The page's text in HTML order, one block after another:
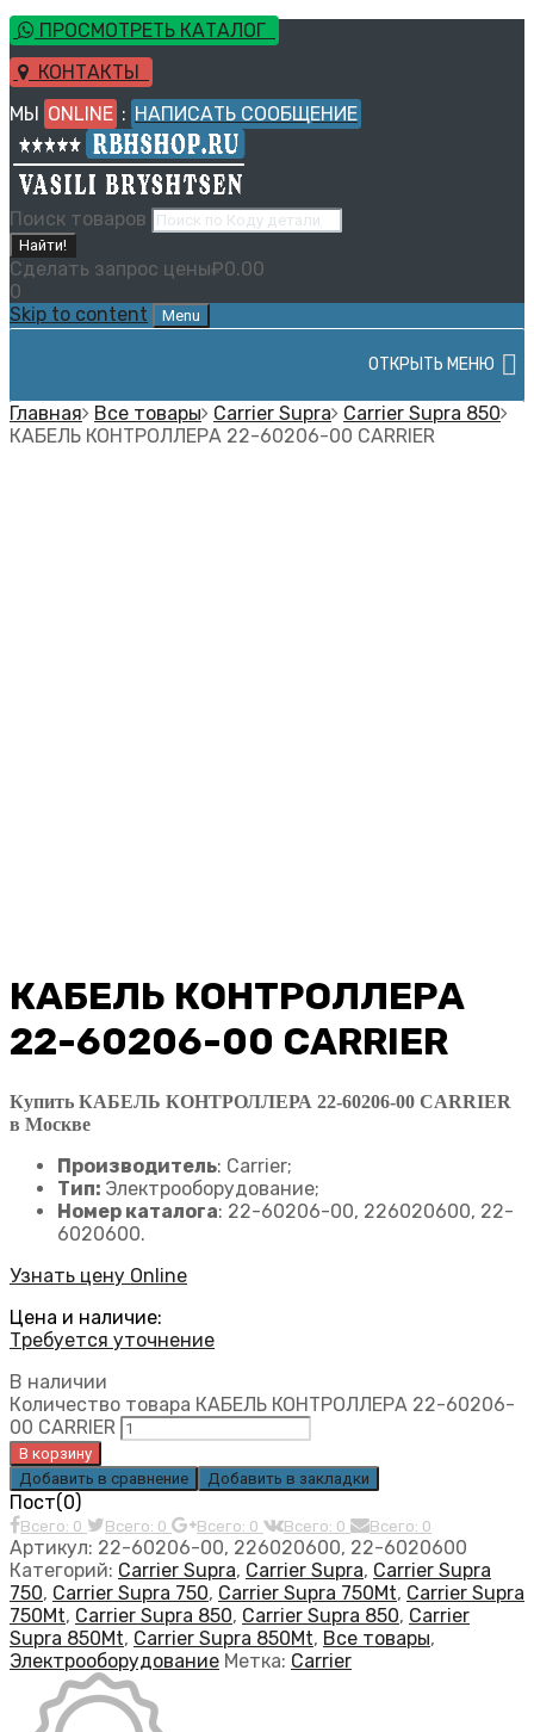
ПРОСМОТРЕТЬ КАТАЛОГ
КОНТАКТЫ
МЫ ONLINE : НАПИСАТЬ СООБЩЕНИЕ
Поиск товаров
Найти!
Сделать запрос цены₽0.00
0
Skip to content
Menu
ОТКРЫТЬ МЕНЮ
Главная Все товары Carrier Supra
Carrier Supra 850
КАБЕЛЬ КОНТРОЛЛЕРА 22-60206-00 CARRIER
КАБЕЛЬ КОНТРОЛЛЕРА
22-60206-00 CARRIER
Купить КАБЕЛЬ КОНТРОЛЛЕРА 22-60206-00 CARRIER
в Москве
Производитель: Carrier;
Тип: Электрооборудование;
Номер каталога: 22-60206-00, 226020600, 22-
6020600.
Узнать цену Online
Цена и наличие:
Требуется уточнение
В наличии
Количество товара КАБЕЛЬ КОНТРОЛЛЕРА 22-60206-
00 CARRIER
В корзину
Добавить в сравнение
Добавить в закладки
Пост(0)
Всего: 0 Всего: 0 Всего: 0 Всего: 0 Всего: 0
Артикул: 22-60206-00, 226020600, 22-6020600
Категорий: Carrier Supra, Carrier Supra, Carrier Supra
750, Carrier Supra 750, Carrier Supra 750Mt, Carrier Supra
750Mt, Carrier Supra 850, Carrier Supra 850, Carrier
Supra 850Mt, Carrier Supra 850Mt, Все товары,
Электрооборудование Метка: Carrier